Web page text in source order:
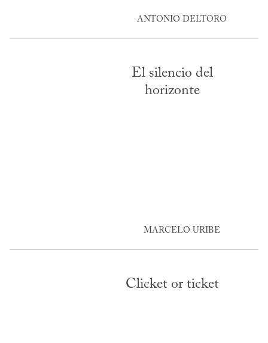
ANTONIO DELTORO
El silencio del
horizonte
MARCELO URIBE
Clicket or ticket